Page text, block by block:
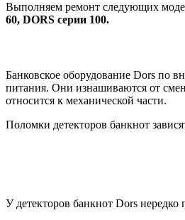
Выполняем ремонт следующих
60, DORS серии 100.
Банковское оборудование Dors по
питания. Они изнашиваются от
относится к механической части.
Поломки детекторов банкнот
У детекторов банкнот Dors